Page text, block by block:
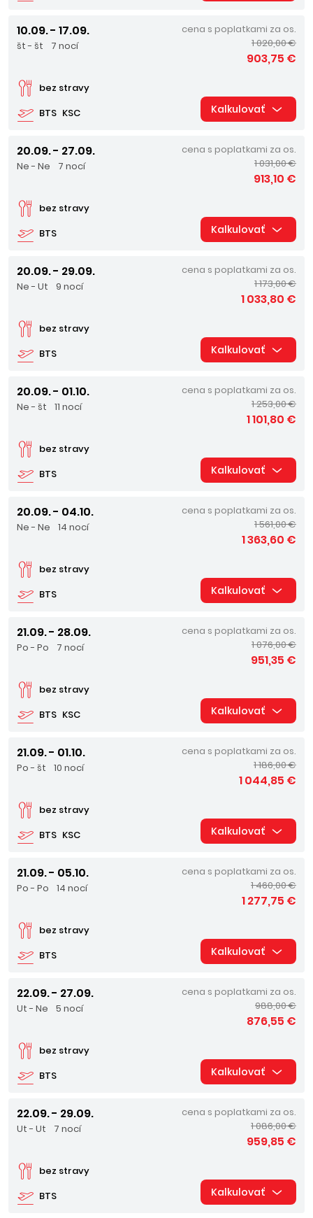
10.09. - 17.09.
št - št 7 nocí
BTS KSC
bez stravy
cena s poplatkami za os.
1 020,00 €
903,75 €
Kalkulovať
20.09. - 27.09.
Ne - Ne 7 nocí
BTS
bez stravy
cena s poplatkami za os.
1 031,00 €
913,10 €
Kalkulovať
20.09. - 29.09.
Ne - Ut 9 nocí
BTS
bez stravy
cena s poplatkami za os.
1 173,00 €
1 033,80 €
Kalkulovať
20.09. - 01.10.
Ne - št 11 nocí
BTS
bez stravy
cena s poplatkami za os.
1 253,00 €
1 101,80 €
Kalkulovať
20.09. - 04.10.
Ne - Ne 14 nocí
BTS
bez stravy
cena s poplatkami za os.
1 561,00 €
1 363,60 €
Kalkulovať
21.09. - 28.09.
Po - Po 7 nocí
BTS KSC
bez stravy
cena s poplatkami za os.
1 076,00 €
951,35 €
Kalkulovať
21.09. - 01.10.
Po - št 10 nocí
BTS KSC
bez stravy
cena s poplatkami za os.
1 186,00 €
1 044,85 €
Kalkulovať
21.09. - 05.10.
Po - Po 14 nocí
BTS
bez stravy
cena s poplatkami za os.
1 460,00 €
1 277,75 €
Kalkulovať
22.09. - 27.09.
Ut - Ne 5 nocí
BTS
bez stravy
cena s poplatkami za os.
988,00 €
876,55 €
Kalkulovať
22.09. - 29.09.
Ut - Ut 7 nocí
BTS
bez stravy
cena s poplatkami za os.
1 086,00 €
959,85 €
Kalkulovať